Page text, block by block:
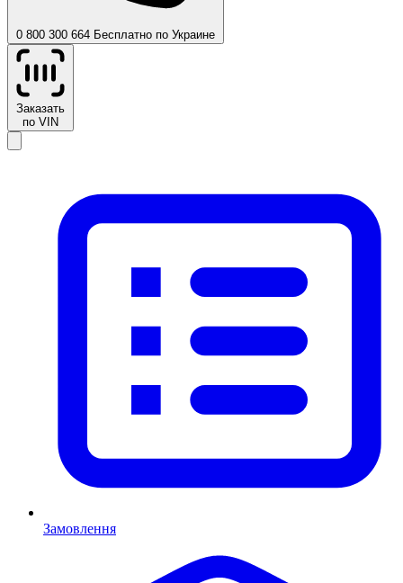
0 800 300 664 Бесплатно по Украине
Заказать
по VIN
Замовлення